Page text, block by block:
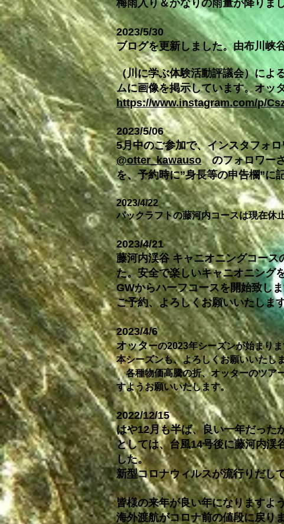
梅雨入り＆かなりの雨量が降りま
2023/5/30
ブログを更新しました。由布川峡
（川に学ぶ体験活動評議会）によ
ムに画像を掲示しています。オッ
https://www.instagram.com/p/
2023/5/06
5月中のご参加で、インスタフォ
@otter_kawausoのフォロワーさ
を、予約時に”身長等の申告欄”に
2023/4/22
パックラフトの藤河内コースは現在休
2023/4/21
藤河内渓谷 キャニオニングコー
た。安全で楽しいキャニオニング
GWからハーフコースを開始致し
ご予約、よろしくお願いいたしま
2023/4/6
オッターの2023年シーズンが始まり
本シーズンも、よろしくお願いいたし
各種物価高騰の折、オッターのツア
すようお願いいたします。
2022/12/15
はや12月も半ば、良い一年だった
としては、台風14号後に藤河内渓
した。
新型コロナウィルスが流行りだし
皆様の来年が良い年になりますよ
海外渡航がコロナ前の値段に戻り